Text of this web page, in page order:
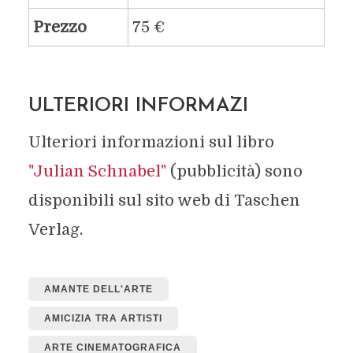
Prezzo 75 €
ULTERIORI INFORMAZI
Ulteriori informazioni sul libro
"Julian Schnabel"(pubblicità) sono
disponibili sul sito web di Taschen
Verlag.
AMANTE DELL'ARTE
AMICIZIA TRA ARTISTI
ARTE CINEMATOGRAFICA